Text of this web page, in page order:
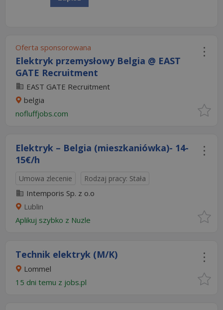
Oferta sponsorowana
Elektryk przemysłowy Belgia @ EAST
GATE Recruitment
EAST GATE Recruitment
belgia
nofluffjobs.com
Elektryk – Belgia (mieszkaniówka)- 14-
15€/h
Umowa zlecenie Rodzaj pracy: Stała
Intemporis Sp. z o.o
Lublin
Aplikuj szybko z Nuzle
Technik elektryk (M/K)
Lommel
15 dni temu z jobs.pl